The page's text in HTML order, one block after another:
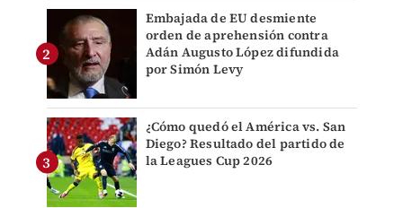
Embajada de EU desmiente
orden de aprehensión contra
Adán Augusto López difundida
por Simón Levy
¿Cómo quedó el América vs. San
Diego? Resultado del partido de
la Leagues Cup 2026